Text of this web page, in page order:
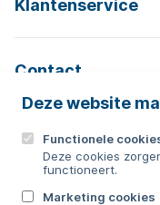
Deze website
Functionele
Deze cookies
functioneert.
Marketing cookies
Klantenservice
Contact
Contact